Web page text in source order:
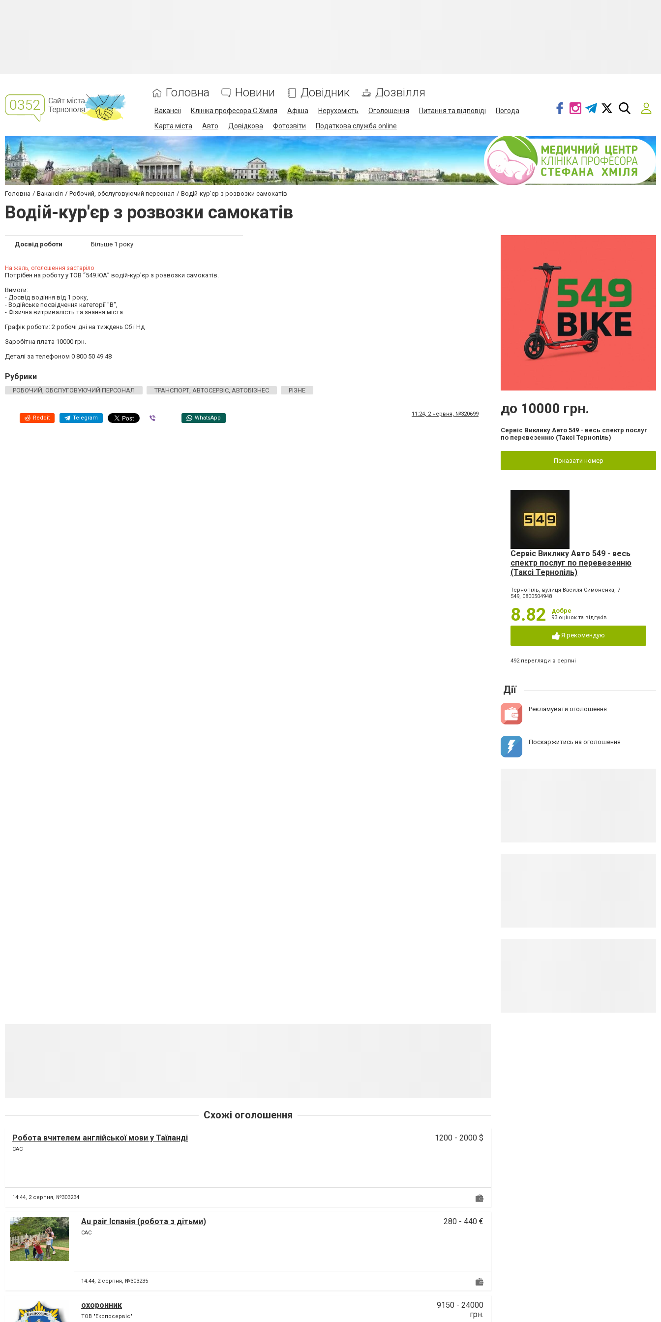
Головна Новини Довідник Дозвілля
Вакансії Клініка професора С.Хміля Афіша Нерухомість Оголошення Питання та відповіді
Погода
Карта міста
Авто Довідкова Фотозвіти Податкова служба online
Головна Вакансія Робочий, обслуговуючий персонал Водій-кур'єр з розвозки самокатів
Водій-кур'єр з розвозки самокатів
Досвід роботи Більше 1 року
На жаль, оголошення застаріло
Потрібен на роботу у ТОВ “549.ЮА” водій-кур'єр з розвозки самокатів.
Вимоги:
- Досвід водіння від 1 року,
- Водійське посвідчення категорії "В",
- Фізична витривалість та знання міста.
Графік роботи: 2 робочі дні на тиждень Сб і Нд
Заробітна плата 10000 грн.
Деталі за телефоном 0 800 50 49 48
Рубрики
РОБОЧИЙ, ОБСЛУГОВУЮЧИЙ ПЕРСОНАЛ ТРАНСПОРТ, АВТОСЕРВІС, АВТОБІЗНЕС РІЗНЕ
Reddit Telegram WhatsApp
11:24, 2 червня, №320699 до 10000 грн.
Сервіс Виклику Авто 549 - весь спектр послуг
по перевезенню (Таксі Тернопіль)
Показати номер
Сервіс Виклику Авто 549 - весь
спектр послуг по перевезенню
(Таксі Тернопіль)
Тернопіль, вулиця Василя Симоненка, 7
549, 0800504948
8.82 добре
93 оцінок та відгуків
Я рекомендую
492 перегляди в серпні
Дії
Рекламувати оголошення
Поскаржитись на оголошення
Схожі оголошення
Робота вчителем англійської мови у Таїланді 1200 - 2000 $
CAC
14:44, 2 серпня, №303234
Au pair Іспанія (робота з дітьми) 280 - 440 €
CAC
14:44, 2 серпня, №303235
охоронник
9150 - 24000
грн.
ТОВ "Експосервіс"